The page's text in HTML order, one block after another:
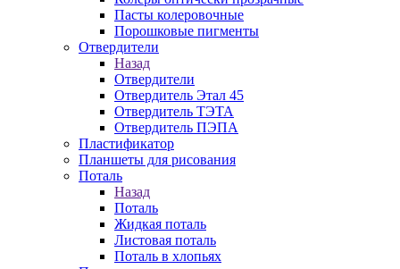
Пасты колеровочные
Порошковые пигменты
Отвердители
Назад
Отвердители
Отвердитель Этал 45
Отвердитель ТЭТА
Отвердитель ПЭПА
Пластификатор
Планшеты для рисования
Поталь
Назад
Поталь
Жидкая поталь
Листовая поталь
Поталь в хлопьях